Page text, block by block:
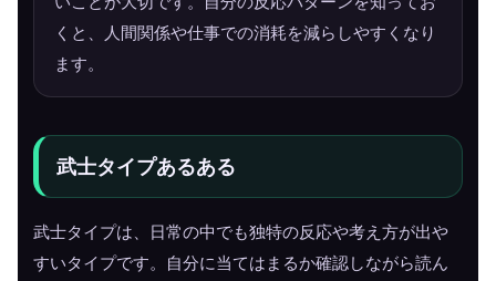
くと、人間関係や仕事での消耗を減らしやすくなり
ます。
武士タイプあるある
武士タイプは、日常の中でも独特の反応や考え方が出や
すいタイプです。自分に当てはまるか確認しながら読ん